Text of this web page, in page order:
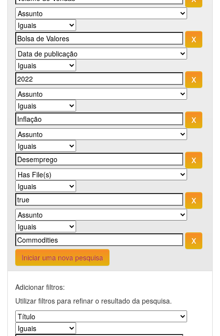
Iniciar uma nova pesquisa
Adicionar filtros:
Utilizar filtros para refinar o resultado da pesquisa.